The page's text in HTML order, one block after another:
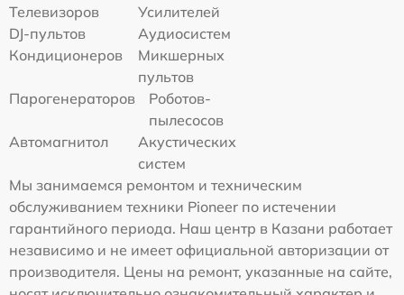
Телевизоров
Усилителей
DJ-пультов
Аудиосистем
Кондиционеров
Микшерных
пультов
Парогенераторов
Роботов-
пылесосов
Автомагнитол
Акустических
систем
Мы занимаемся ремонтом и техническим
обслуживанием техники Pioneer по истечении
гарантийного периода. Наш центр в Казани работает
независимо и не имеет официальной авторизации от
производителя. Цены на ремонт, указанные на сайте,